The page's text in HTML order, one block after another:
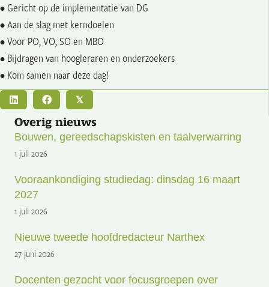
• Gericht op de implementatie van DG
• Aan de slag met kerndoelen
• Voor PO, VO, SO en MBO
• Bijdragen van hoogleraren en onderzoekers
• Kom samen naar deze dag!
𝕏
Overig nieuws
Bouwen, gereedschapskisten en taalverwarring
1 juli 2026
Vooraankondiging studiedag: dinsdag 16 maart
2027
1 juli 2026
Nieuwe tweede hoofdredacteur Narthex
27 juni 2026
Docenten gezocht voor focusgroepen over